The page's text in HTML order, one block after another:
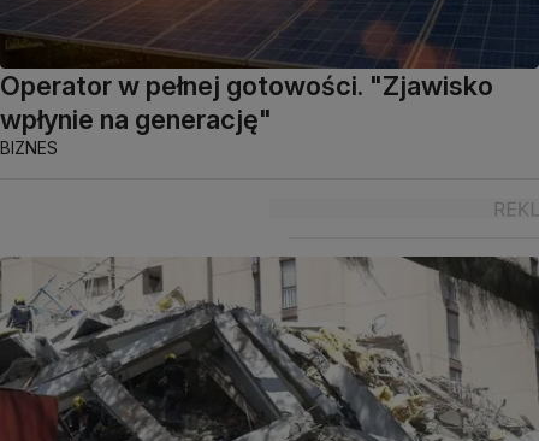
Operator w pełnej gotowości. "Zjawisko
wpłynie na generację"
BIZNES